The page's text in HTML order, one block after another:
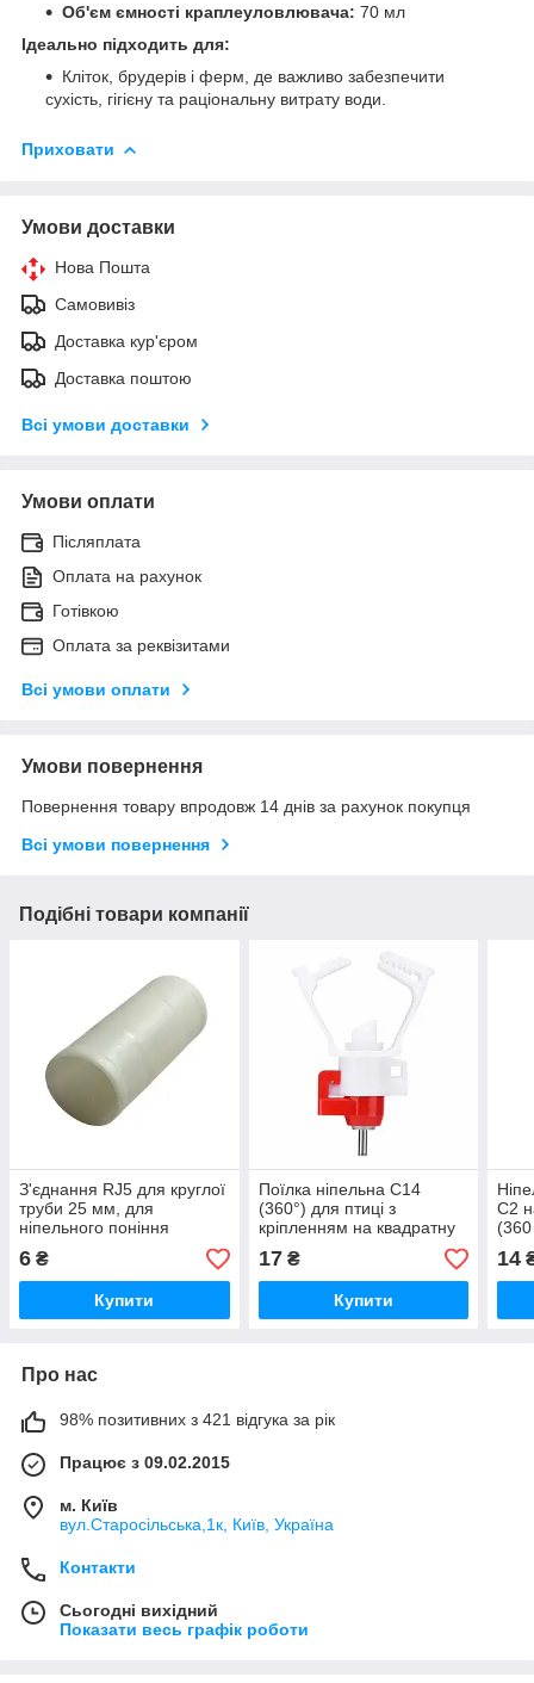
Об'єм ємності краплеуловлювача: 70 мл
Ідеально підходить для:
Кліток, брудерів і ферм, де важливо забезпечити
сухість, гігієну та раціональну витрату води.
Приховати
Умови доставки
Нова Пошта
Самовивіз
Доставка кур'єром
Доставка поштою
Всі умови доставки
Умови оплати
Післяплата
Оплата на рахунок
Готівкою
Оплата за реквізитами
Всі умови оплати
Умови повернення
Повернення товару впродовж 14 днів за рахунок покупця
Всі умови повернення
Подібні товари компанії
З'єднання RJ5 для круглої
труби 25 мм, для
ніпельного поніння
6 ₴
Купити
Поїлка ніпельна C14
(360°) для птиці з
кріпленням на квадратну
трубу
17₴
Купити
C2
(360
14
Про нас
98% позитивних з 421 відгука за рік
Працює з 09.02.2015
м. Київ
вул.Старосільська,1к, Київ, Україна
Контакти
Сьогодні вихідний
Показати весь графік роботи